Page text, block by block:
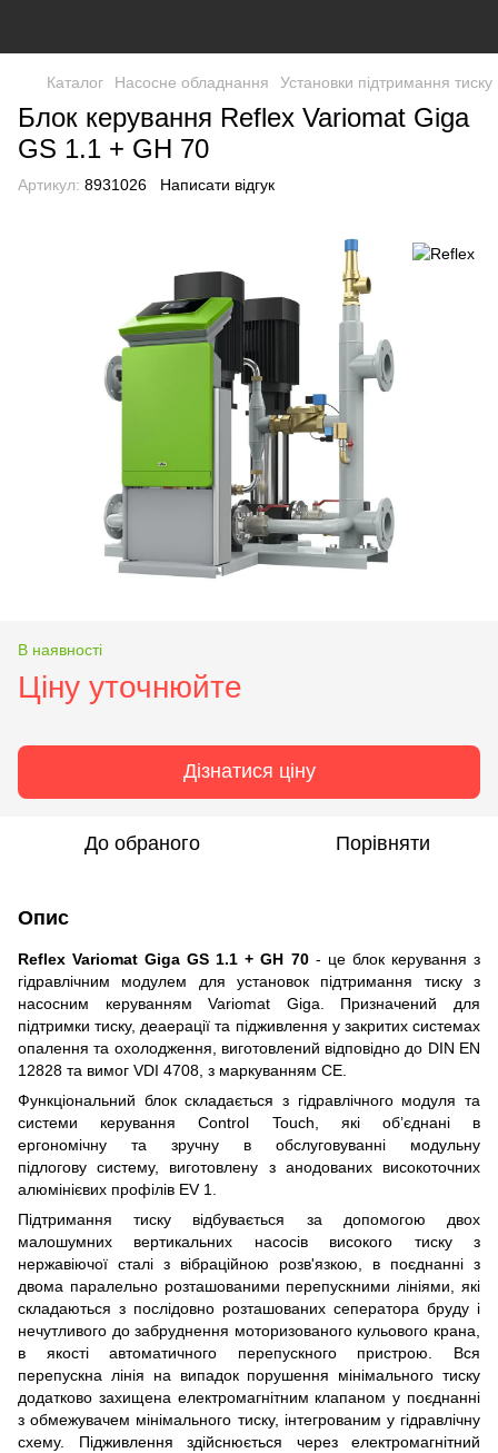
Каталог Насосне обладнання Установки підтримання тиску
Блок керування Reflex Variomat Giga
GS 1.1 + GH 70
Артикул: 8931026 Написати відгук
В наявності
Ціну уточнюйте
Дізнатися ціну
До обраного Порівняти
Опис
Reflex Variomat Giga GS 1.1 + GH 70 - це блок керування з
гідравлічним модулем для установок підтримання тиску з
насосним керуванням Variomat Giga. Призначений для
підтримки тиску, деаерації та підживлення у закритих системах
опалення та охолодження, виготовлений відповідно до DIN EN
12828 та вимог VDI 4708, з маркуванням CE.
Функціональний блок складається з гідравлічного модуля та
системи керування Control Touch, які об’єднані в
ергономічну та зручну в обслуговуванні модульну
підлогову систему, виготовлену з анодованих високоточних
алюмінієвих профілів EV 1.
Підтримання тиску відбувається за допомогою двох
малошумних вертикальних насосів високого тиску з
нержавіючої сталі з вібраційною розв'язкою, в поєднанні з
двома паралельно розташованими перепускними лініями, які
складаються з послідовно розташованих сеператора бруду і
нечутливого до забруднення моторизованого кульового крана,
в якості автоматичного перепускного пристрою. Вся
перепускна лінія на випадок порушення мінімального тиску
додатково захищена електромагнітним клапаном у поєднанні
з обмежувачем мінімального тиску, інтегрованим у гідравлічну
схему. Підживлення здійснюється через електромагнітний